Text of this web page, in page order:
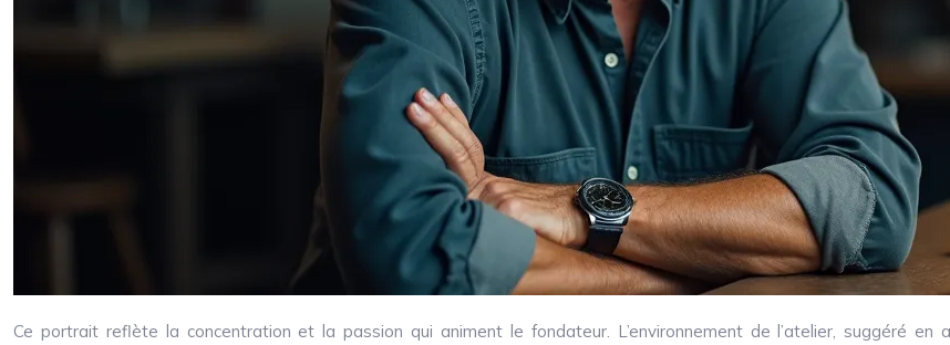
Ce portrait reflète la concentration et la passion qui animent le fondateur. L’environnement de l’atelier, suggéré en